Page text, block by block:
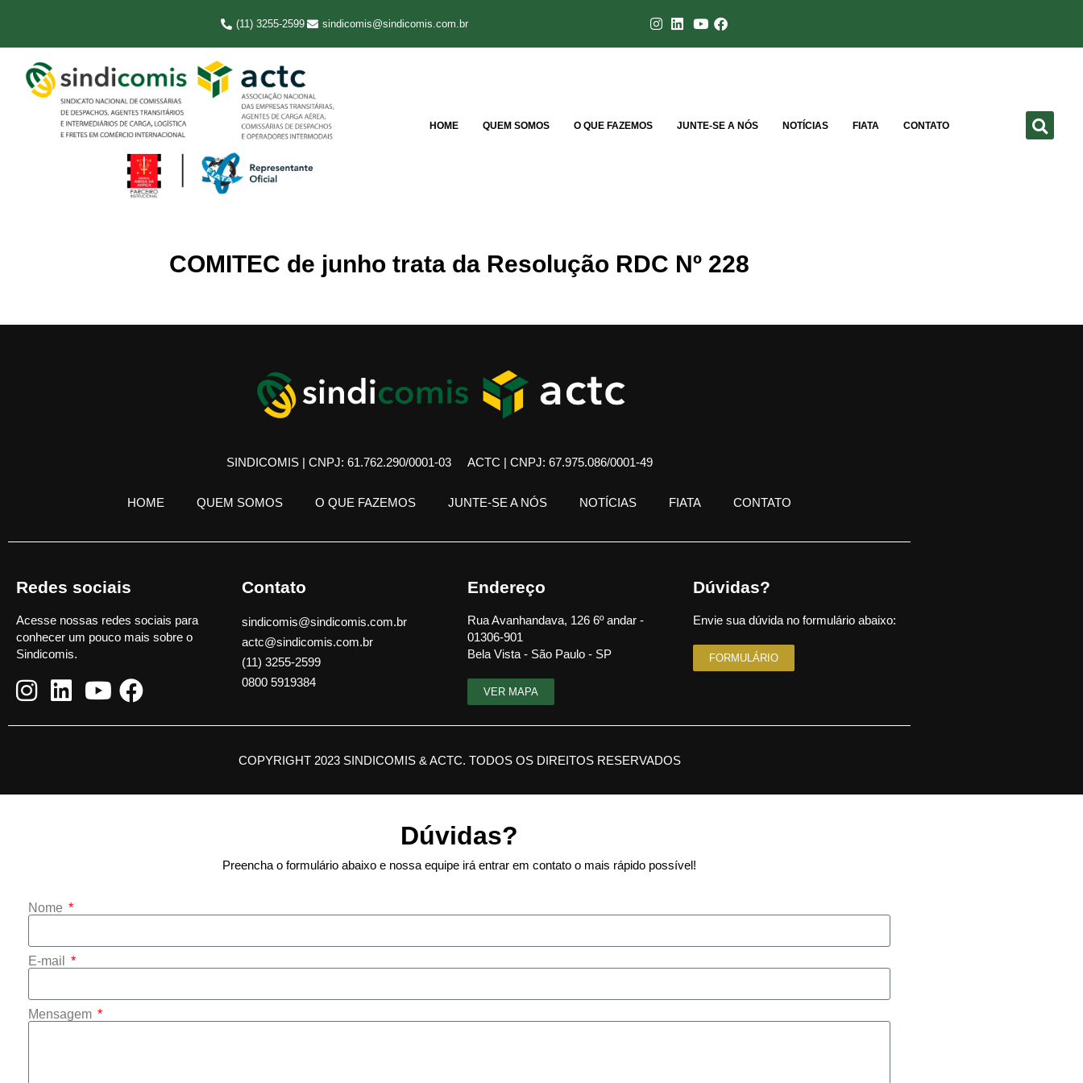
(11) 3255-2599 sindicomis@sindicomis.com.br
HOME QUEM SOMOS O QUE FAZEMOS JUNTE-SE A NÓS NOTÍCIAS FIATA CONTATO
COMITEC de junho trata da Resolução RDC Nº 228
SINDICOMIS | CNPJ: 61.762.290/0001-03 ACTC | CNPJ: 67.975.086/0001-49
HOME QUEM SOMOS O QUE FAZEMOS JUNTE-SE A NÓS NOTÍCIAS FIATA CONTATO
Redes sociais
Acesse nossas redes sociais para
conhecer um pouco mais sobre o
Sindicomis.
Contato
sindicomis@sindicomis.com.br
actc@sindicomis.com.br
(11) 3255-2599
0800 5919384
Endereço
Rua Avanhandava, 126 6º andar -
01306-901
Bela Vista - São Paulo - SP
VER MAPA
Dúvidas?
Envie sua dúvida no formulário abaixo:
FORMULÁRIO
COPYRIGHT 2023 SINDICOMIS & ACTC. TODOS OS DIREITOS RESERVADOS
Dúvidas?
Preencha o formulário abaixo e nossa equipe irá entrar em contato o mais rápido possível!
Nome
E-mail
Mensagem